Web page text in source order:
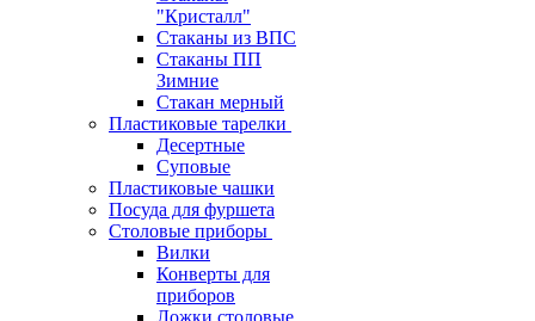
"Кристалл"
Стаканы из ВПС
Стаканы ПП
Зимние
Стакан мерный
Пластиковые тарелки
Десертные
Суповые
Пластиковые чашки
Посуда для фуршета
Столовые приборы
Вилки
Конверты для
приборов
Ложки столовые